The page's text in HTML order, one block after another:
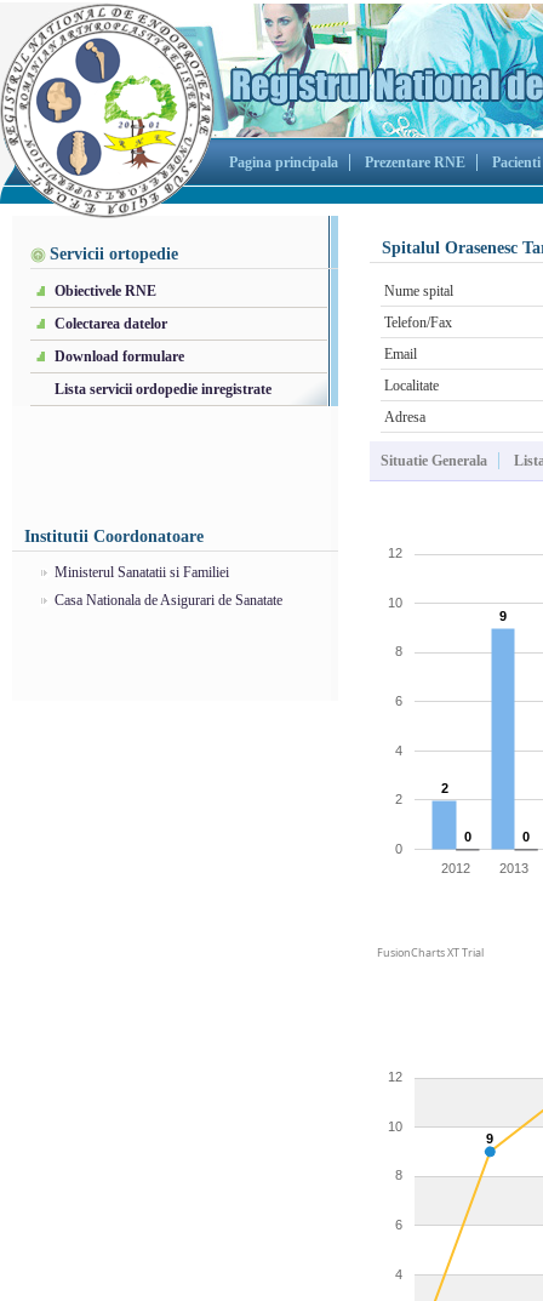
Pagina principala Prezentare RNE Pacienti
Servicii ortopedie
Obiectivele RNE
Colectarea datelor
Download formulare
Lista servicii ordopedie inregistrate
Institutii Coordonatoare
Ministerul Sanatatii si Familiei
Casa Nationala de Asigurari de Sanatate
Spitalul Orasenesc
Nume spital
Telefon/Fax
Email
Localitate
Adresa
Situatie Generala
0
2
4
6
8
10
12
2012 2013
2
9
0 0
FusionCharts XT Trial
4
6
8
10
12
9